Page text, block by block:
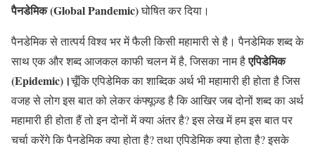
पैनडेमिक (Global Pandemic)घोषित कर दिया।
पैनडेमिक से तात्पर्य विश्व भर में फैली किसी महामारी से है। पैनडेमिक शब्द के
साथ एक और शब्द आजकल काफी चलन में है, जिसका नाम हैएपिडेमिक
(Epidemic)।चूँकि एपिडेमिक का शाब्दिक अर्थ भी महामारी ही होता है जिस
वजह से लोग इस बात को लेकर कंफ्यूज़्ड है कि आखिर जब दोनों शब्द का अर्थ
महामारी ही होता हैं तो इन दोनों में क्या अंतर है? इस लेख में हम इस बात पर
चर्चा करेंगे कि पैनडेमिक क्या होता है? तथा एपिडेमिक क्या होता है? इसके